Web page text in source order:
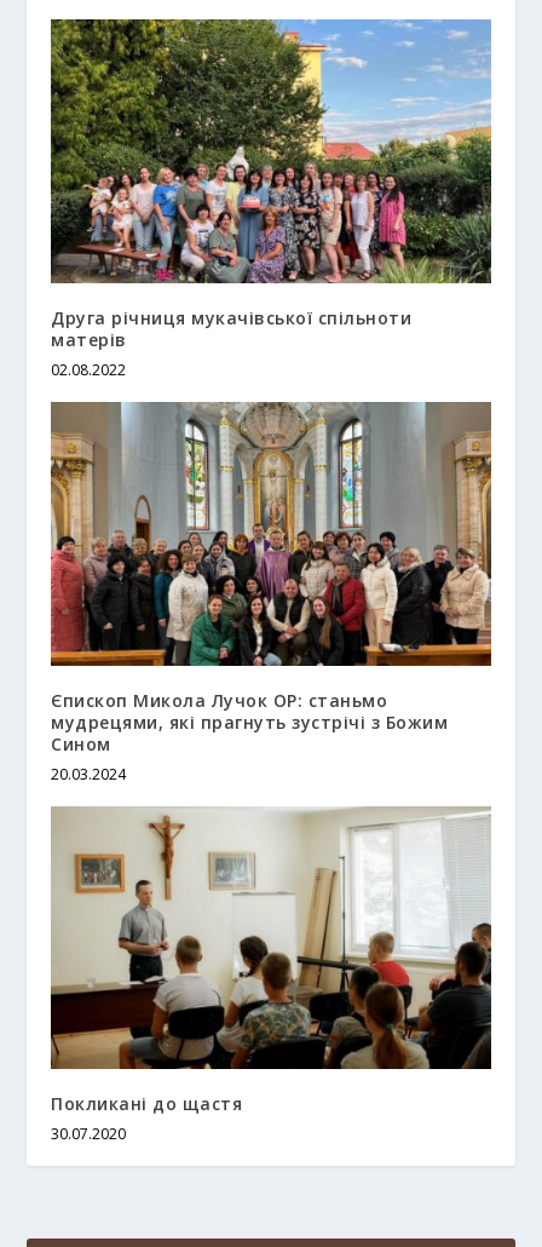
Друга річниця мукачівської спільноти
матерів
02.08.2022
Єпископ Микола Лучок ОР: станьмо
мудрецями, які прагнуть зустрічі з Божим
Сином
20.03.2024
Покликані до щастя
30.07.2020